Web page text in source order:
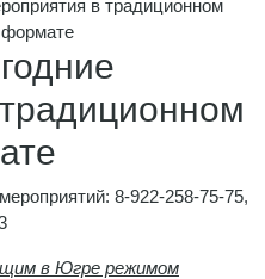
8-922-258-75-75,
в Югре режимом